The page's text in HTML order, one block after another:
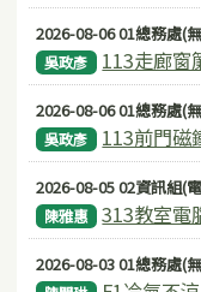
2026-08-06 01總務處(
吳政彥 113走廊窗
2026-08-06 01總務處(
吳政彥 113前門磁
2026-08-05 02資訊組(
陳雅惠 313教室電
2026-08-03 01總務處(